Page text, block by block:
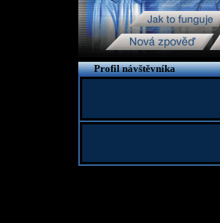
Profil návštěvníka